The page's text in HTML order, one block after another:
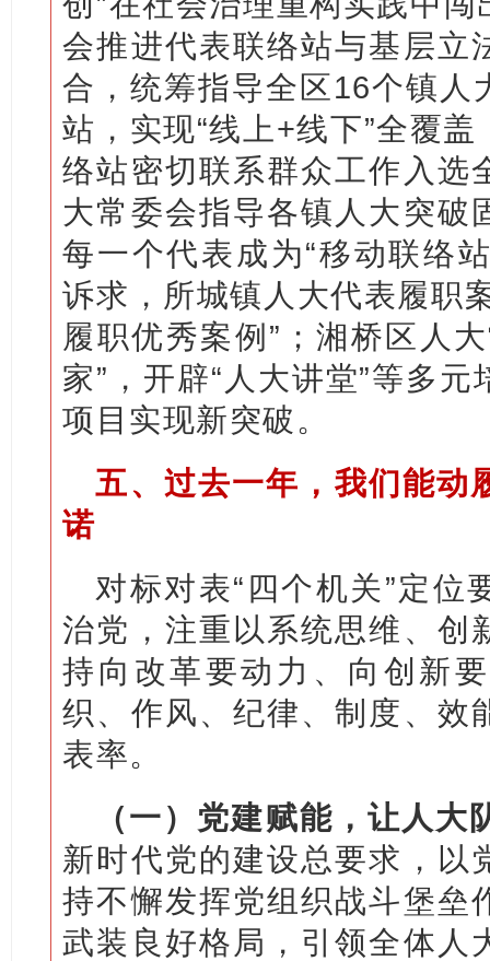
会推进代表联络站与基层立
合，统筹指导全区16个镇人
站，实现“线上+线下”全覆
络站密切联系群众工作入选
大常委会指导各镇人大突破
每一个代表成为“移动联络
诉求，所城镇人大代表履职
履职优秀案例”；湘桥区人
家”，开辟“人大讲堂”等多
项目实现新突破。
五、过去一年，我们能动
诺
对标对表“四个机关”定位
治党，注重以系统思维、创
持向改革要动力、向创新
织、作风、纪律、制度、效
表率。
（一）党建赋能，让人大
新时代党的建设总要求，以
持不懈发挥党组织战斗堡垒
武装良好格局，引领全体人